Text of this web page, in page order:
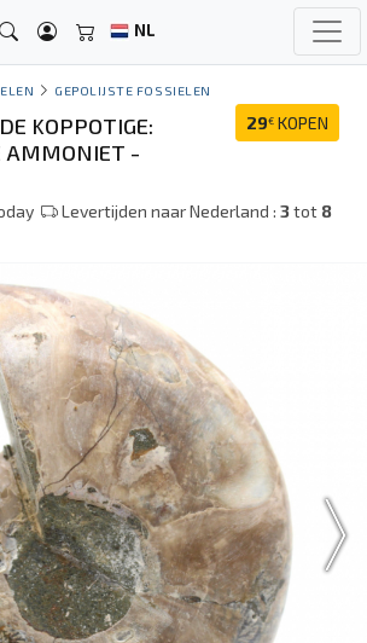
NL
GEPOLIJSTE FOSSIELEN
29€ KOPEN
KOPPOTIGE:
AMMONIET -
Levertijden naar Nederland : 3tot 8